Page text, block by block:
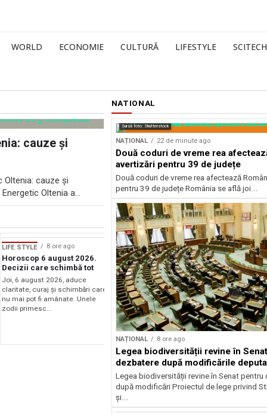
WORLD ECONOMIE CULTURĂ LIFESTYLE SCITECH
cauze și
Oltenia: cauze și
Oltenia a...
LIFE STYLE 8 ore ago
Horoscop 6 august 2026.
Decizii care schimbă tot
Joi, 6 august 2026, aduce
claritate, curaj și schimbări care
nu mai pot fi amânate. Unele
zodii primesc...
NATIONAL
Sursă foto: Shutterstock
NAȚIONAL 22 de minute ago
Două coduri de vreme rea
avertizări pentru 39 de județe
Două coduri de vreme rea afectează
pentru 39 de județe România se află joi...
NAȚIONAL 8 ore ago
Legea biodiversității revine în
dezbatere după modificările
Legea biodiversității revine în Senat pentru
după modificări Proiectul de lege privind
și...